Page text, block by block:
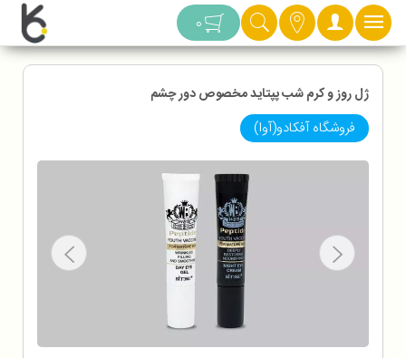
دسته بندی 0
ژل روز و کرم شب پپتاید مخصوص دور چشم
فروشگاه آفکادو(آوا)